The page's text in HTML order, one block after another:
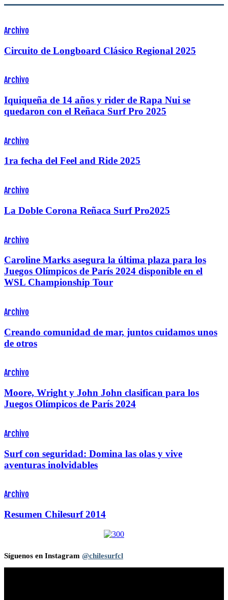
Archivo
Circuito de Longboard Clásico Regional 2025
Archivo
Iquiqueña de 14 años y rider de Rapa Nui se
quedaron con el Reñaca Surf Pro 2025
Archivo
1ra fecha del Feel and Ride 2025
Archivo
La Doble Corona Reñaca Surf Pro2025
Archivo
Caroline Marks asegura la última plaza para los
Juegos Olímpicos de París 2024 disponible en el
WSL Championship Tour
Archivo
Creando comunidad de mar, juntos cuidamos unos
de otros
Archivo
Moore, Wright y John John clasifican para los
Juegos Olímpicos de París 2024
Archivo
Surf con seguridad: Domina las olas y vive
aventuras inolvidables
Archivo
Resumen Chilesurf 2014
Síguenos en Instagram @chilesurfcl